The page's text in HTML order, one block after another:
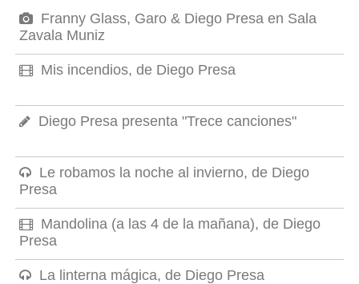
Franny Glass, Garo & Diego Presa en Sala
Zavala Muniz
Mis incendios, de Diego Presa
Diego Presa presenta "Trece canciones"
Le robamos la noche al invierno, de Diego
Presa
Mandolina (a las 4 de la mañana), de Diego
Presa
La linterna mágica, de Diego Presa